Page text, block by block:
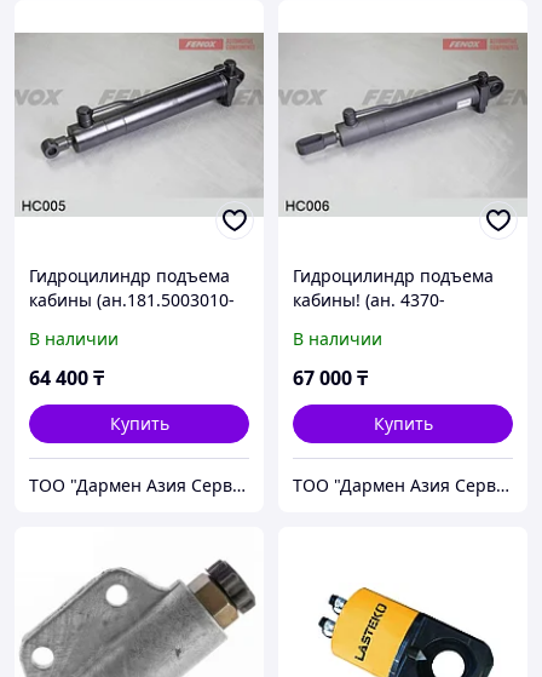
Гидроцилиндр подъема
кабины (ан.181.5003010-
В наличии
64 400₸
Купить
ТОО "Дармен Азия Сервис"
Гидроцилиндр подъема
кабины! (ан. 4370-
В наличии
67 000₸
Купить
ТОО "Дармен Азия Сервис"